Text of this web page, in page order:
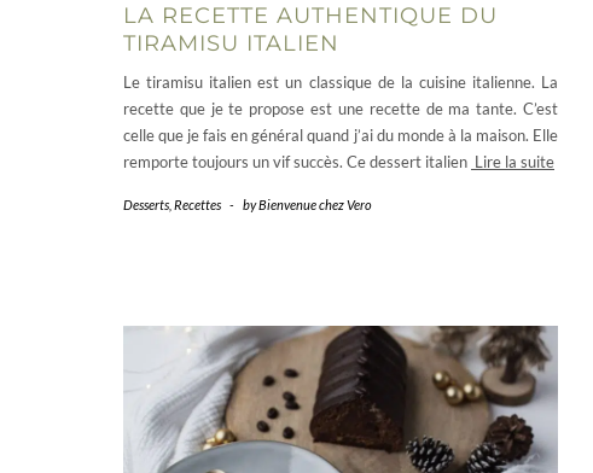
LA RECETTE AUTHENTIQUE DU
TIRAMISU ITALIEN
Le tiramisu italien est un classique de la cuisine italienne. La
recette que je te propose est une recette de ma tante. C’est
celle que je fais en général quand j’ai du monde à la maison. Elle
remporte toujours un vif succès. Ce dessert italien Lire la suite
Desserts Recettes - byBienvenue chez Vero